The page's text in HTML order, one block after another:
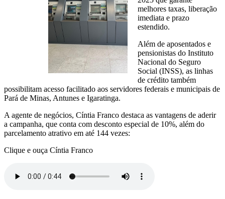
melhores taxas, liberação
imediata e prazo
estendido.
Além de aposentados e
pensionistas do Instituto
Nacional do Seguro
Social (INSS), as linhas
de crédito também
possibilitam acesso facilitado aos servidores federais e municipais de
Pará de Minas, Antunes e Igaratinga.
A agente de negócios, Cíntia Franco destaca as vantagens de aderir
a campanha, que conta com desconto especial de 10%, além do
parcelamento atrativo em até 144 vezes:
Clique e ouça Cíntia Franco